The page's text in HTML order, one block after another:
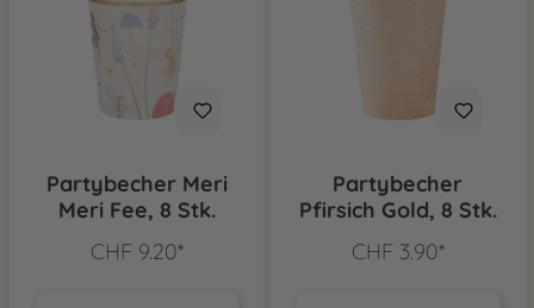
Partybecher Meri
Meri Fee, 8 Stk.
CHF 9.20*
Partybecher
Pfirsich Gold, 8 Stk.
CHF 3.90*